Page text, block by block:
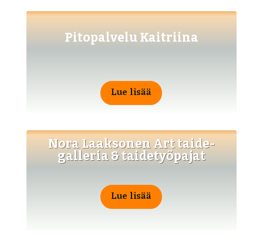
Pitopalvelu Kaitriina
Lue lisää
Nora Laaksonen Art taide­
galleria & taidetyöpajat
Lue lisää